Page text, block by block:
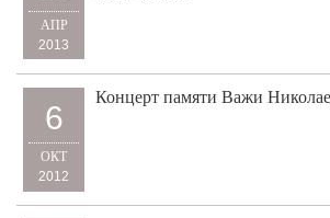
АПР
2013
6
ОКТ
2012
Концерт памяти Важи